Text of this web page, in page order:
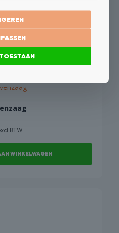
WINKELWAGEN
BTW
WINKELWAGEN